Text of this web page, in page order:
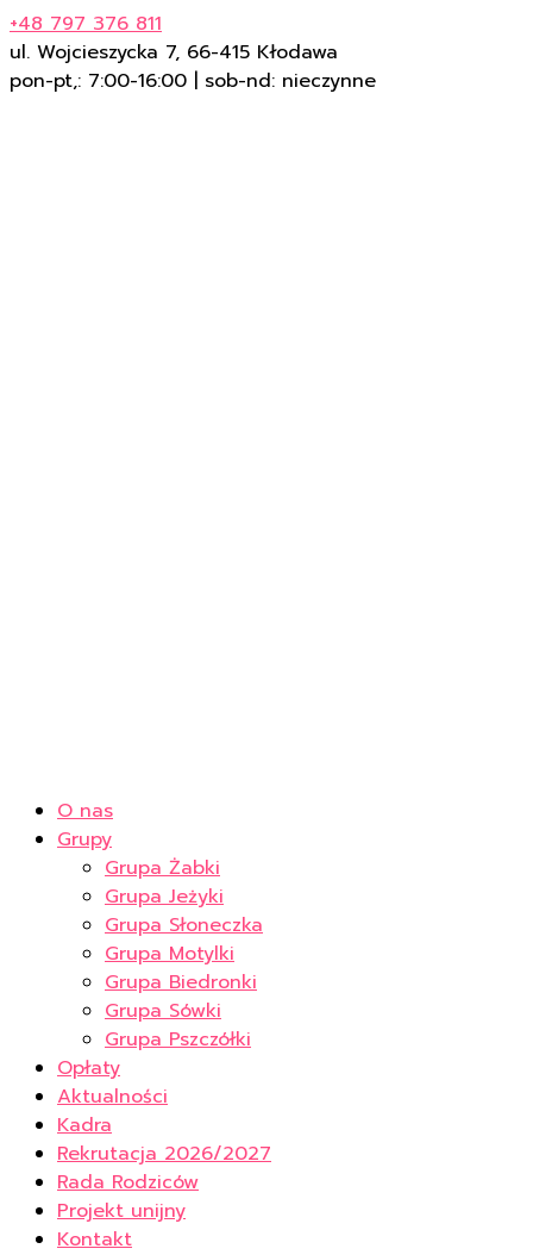
+48 797 376 811
ul. Wojcieszycka 7, 66-415 Kłodawa
pon-pt,: 7:00-16:00 | sob-nd: nieczynne
O nas
Grupy
Grupa Żabki
Grupa Jeżyki
Grupa Słoneczka
Grupa Motylki
Grupa Biedronki
Grupa Sówki
Grupa Pszczółki
Opłaty
Aktualności
Kadra
Rekrutacja 2026/2027
Rada Rodziców
Projekt unijny
Kontakt